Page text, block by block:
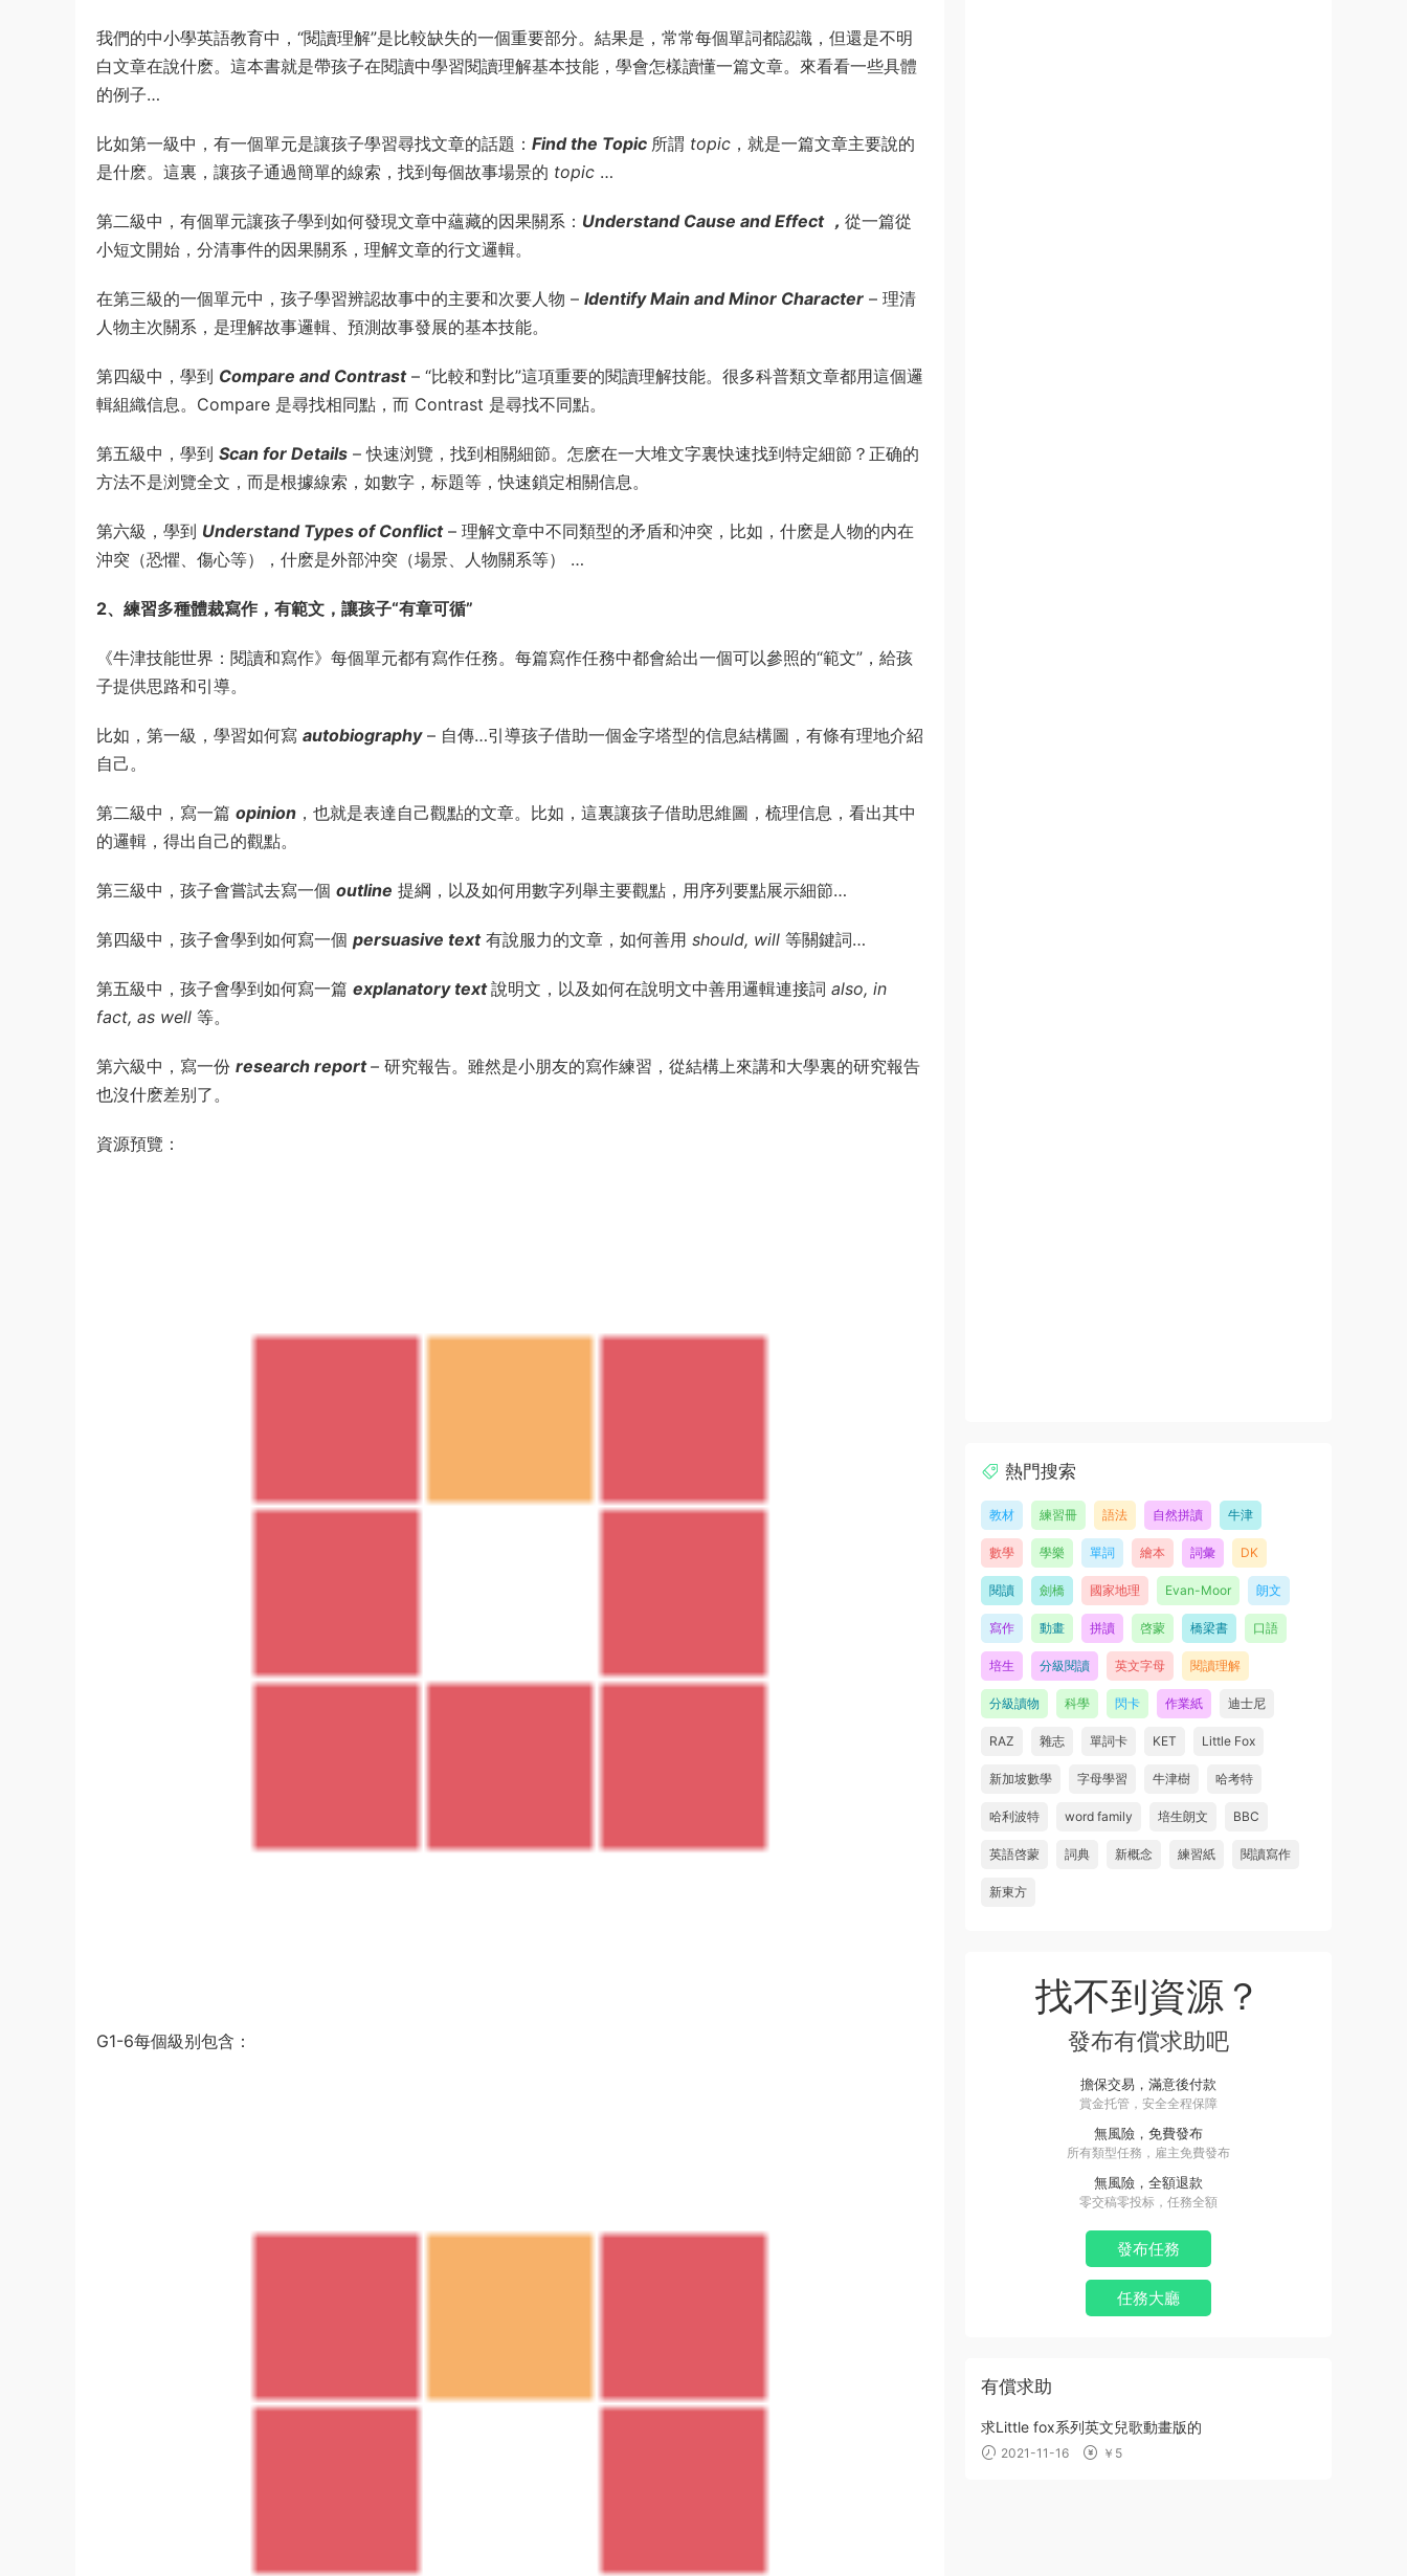
我們的中小學英語教育中，“閱讀理解”是比較缺失的一個重要部分。結果是，常常每個單詞都認識，但還是不明
白文章在說什麽。這本書就是帶孩子在閱讀中學習閱讀理解基本技能，學會怎樣讀懂一篇文章。來看看一些具體
的例子…
比如第一級中，有一個單元是讓孩子學習尋找文章的話題： Find the Topic 所謂 topic ，就是一篇文章主要說的
是什麽。這裏，讓孩子通過簡單的線索，找到每個故事場景的 topic …
第二級中，有個單元讓孩子學到如何發現文章中蘊藏的因果關系： Understand Cause and Effect ， 從一篇從
小短文開始，分清事件的因果關系，理解文章的行文邏輯。
在第三級的一個單元中，孩子學習辨認故事中的主要和次要人物 – Identify Main and Minor Character – 理清
人物主次關系，是理解故事邏輯、預測故事發展的基本技能。
第四級中，學到 Compare and Contrast– “比較和對比”這項重要的閱讀理解技能。很多科普類文章都用這個邏
輯組織信息。Compare 是尋找相同點，而 Contrast 是尋找不同點。
第五級中，學到 Scan for Details – 快速浏覽，找到相關細節。怎麽在一大堆文字裏快速找到特定細節？正确的
方法不是浏覽全文，而是根據線索，如數字，标題等，快速鎖定相關信息。
第六級，學到 Understand Types of Conflict– 理解文章中不同類型的矛盾和沖突，比如，什麽是人物的内在
沖突（恐懼、傷心等），什麽是外部沖突（場景、人物關系等） …
2、練習多種體裁寫作，有範文，讓孩子“有章可循”
《牛津技能世界：閱讀和寫作》每個單元都有寫作任務。每篇寫作任務中都會給出一個可以參照的“範文”，給孩
子提供思路和引導。
比如，第一級，學習如何寫 autobiography– 自傳…引導孩子借助一個金字塔型的信息結構圖，有條有理地介紹
自己。
第二級中，寫一篇 opinion ，也就是表達自己觀點的文章。比如，這裏讓孩子借助思維圖，梳理信息，看出其中
的邏輯，得出自己的觀點。
第三級中，孩子會嘗試去寫一個 outline 提綱，以及如何用數字列舉主要觀點，用序列要點展示細節…
第四級中，孩子會學到如何寫一個 persuasive text有說服力的文章，如何善用 should, will 等關鍵詞…
第五級中，孩子會學到如何寫一篇 explanatory text 說明文，以及如何在說明文中善用邏輯連接詞 also, in
fact, as well 等。
第六級中，寫一份 research report– 研究報告。雖然是小朋友的寫作練習，從結構上來講和大學裏的研究報告
也沒什麽差别了。
資源預覽：
G1-6每個級别包含：
熱門搜索
教材 練習冊 語法 自然拼讀 牛津
數學 學樂 單詞 繪本 詞彙 DK
閱讀 劍橋 國家地理 Evan-Moor 朗文
寫作 動畫 拼讀 啓蒙 橋梁書 口語
培生 分級閱讀 英文字母 閱讀理解
分級讀物 科學 閃卡 作業紙 迪士尼
RAZ 雜志 單詞卡 KET Little Fox
新加坡數學 字母學習 牛津樹 哈考特
哈利波特 word family 培生朗文 BBC
英語啓蒙 詞典 新概念 練習紙 閱讀寫作
新東方
找不到資源？
發布有償求助吧
擔保交易，滿意後付款
賞金托管，安全全程保障
無風險，免費發布
所有類型任務，雇主免費發布
無風險，全額退款
零交稿零投标，任務全額
發布任務
任務大廳
有償求助
求Little fox系列英文兒歌動畫版的
2021-11-16 ￥5